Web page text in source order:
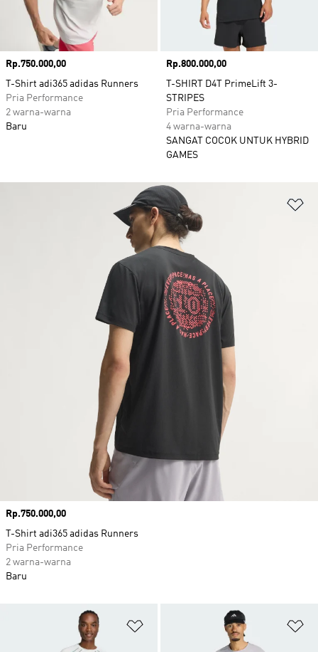
Harga
Rp.750.000,00
T-Shirt adi365 adidas Runners
Pria Performance
2 warna-warna
Baru
Harga
Rp.800.000,00
T-SHIRT D4T PrimeLift 3-
STRIPES
Pria Performance
4 warna-warna
SANGAT COCOK UNTUK HYBRID
GAMES
Tambahkan ke Wishlist
Harga
Rp.750.000,00
T-Shirt adi365 adidas Runners
Pria Performance
2 warna-warna
Baru